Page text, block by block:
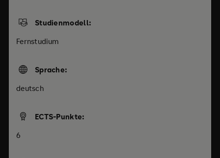
Studienmodell:
Fernstudium
Sprache:
deutsch
ECTS-Punkte:
6